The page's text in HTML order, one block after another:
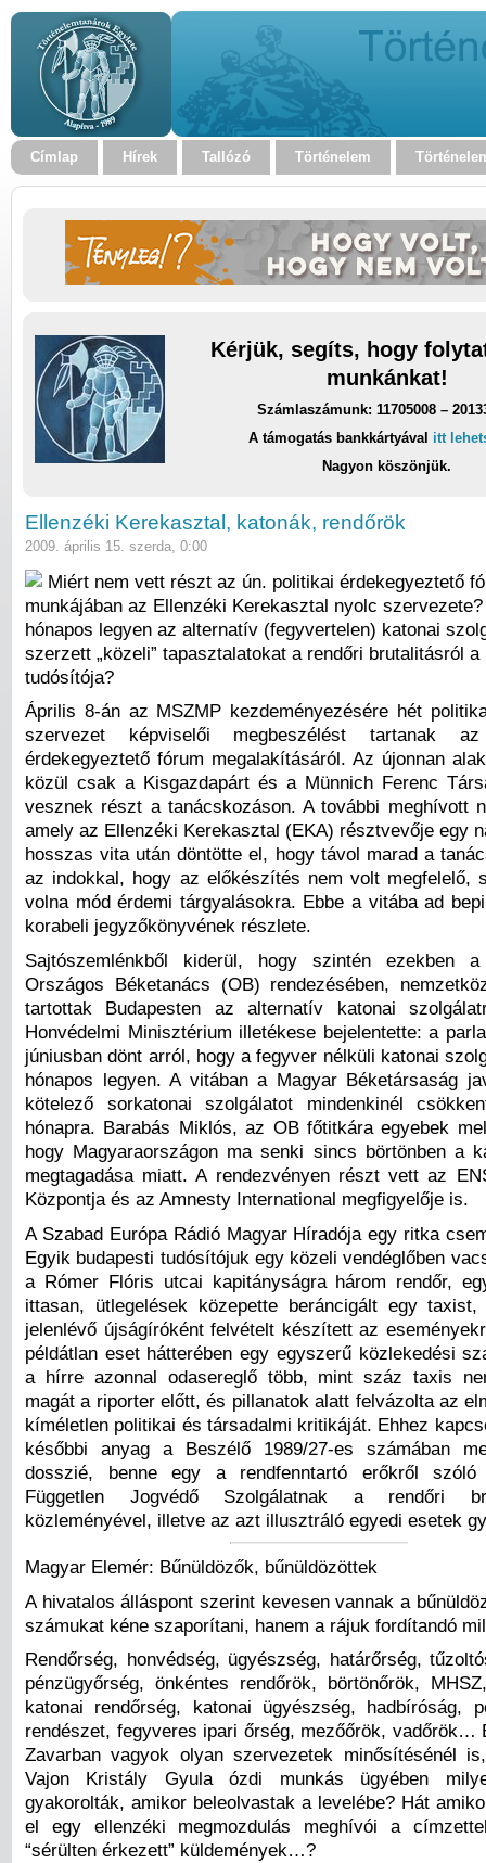
Címlap Hírek Tallózó Történelem
Kérjük, segíts, hogy
munkánkat!
Számlaszámunk: 11705008 –
A támogatás bankkártyával itt
Nagyon köszönjük.
Ellenzéki Kerekasztal, katonák, rendőrök
2009. április 15. szerda, 0:00
Miért nem vett részt az ún. politikai érdekegyeztető
munkájában az Ellenzéki Kerekasztal nyolc
hónapos legyen az alternatív (fegyvertelen) katonai
szerzett „közeli” tapasztalatokat a rendőri brutalitásról a
tudósítója?
Április 8-án az MSZMP kezdeményezésére hét
szervezet képviselői megbeszélést tartanak
érdekegyeztető fórum megalakításáról. Az újonnan
közül csak a Kisgazdapárt és a Münnich Ferenc
vesznek részt a tanácskozáson. A további meghívott
amely az Ellenzéki Kerekasztal (EKA) résztvevője egy
hosszas vita után döntötte el, hogy távol marad a
az indokkal, hogy az előkészítés nem volt megfelelő,
volna mód érdemi tárgyalásokra. Ebbe a vitába ad
korabeli jegyzőkönyvének részlete.
Sajtószemlénkből kiderül, hogy szintén ezekben
Országos Béketanács (OB) rendezésében,
tartottak Budapesten az alternatív katonai
Honvédelmi Minisztérium illetékese bejelentette: a
júniusban dönt arról, hogy a fegyver nélküli katonai
hónapos legyen. A vitában a Magyar Béketársaság
kötelező sorkatonai szolgálatot mindenkinél
hónapra. Barabás Miklós, az OB főtitkára egyebek
hogy Magyaraországon ma senki sincs börtönben a
megtagadása miatt. A rendezvényen részt vett az
Központja és az Amnesty International megfigyelője is.
A Szabad Európa Rádió Magyar Híradója egy ritka
Egyik budapesti tudósítójuk egy közeli vendéglőben
a Rómer Flóris utcai kapitányságra három rendőr,
ittasan, ütlegelések közepette beráncigált egy
jelenlévő újságíróként felvételt készített az
példátlan eset hátterében egy egyszerű közlekedési
a hírre azonnal odasereglő több, mint száz taxis
magát a riporter előtt, és pillanatok alatt felvázolta az
kíméletlen politikai és társadalmi kritikáját. Ehhez
későbbi anyag a Beszélő 1989/27-es számában
dosszié, benne egy a rendfenntartó erőkről szóló
Független Jogvédő Szolgálatnak a rendőri
közleményével, illetve az azt illusztráló egyedi esetek
Magyar Elemér: Bűnüldözők, bűnüldözöttek
A hivatalos álláspont szerint kevesen vannak a
számukat kéne szaporítani, hanem a rájuk fordítandó
Rendőrség, honvédség, ügyészség, határőrség,
pénzügyőrség, önkéntes rendőrök, börtönőrök,
katonai rendőrség, katonai ügyészség, hadbíróság,
rendészet, fegyveres ipari őrség, mezőőrök, vadőrök…
Zavarban vagyok olyan szervezetek minősítésénél
Vajon Kristály Gyula ózdi munkás ügyében
gyakorolták, amikor beleolvastak a levelébe? Hát
el egy ellenzéki megmozdulás meghívói a
“sérülten érkezett” küldemények…?